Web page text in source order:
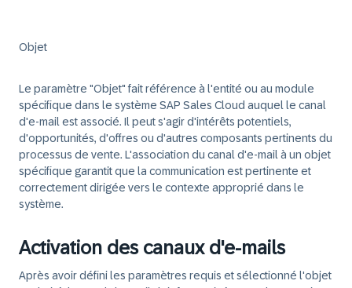
Objet
Le paramètre "Objet" fait référence à l'entité ou au module
spécifique dans le système SAP Sales Cloud auquel le canal
d'e-mail est associé. Il peut s'agir d'intérêts potentiels,
d'opportunités, d'offres ou d'autres composants pertinents du
processus de vente. L'association du canal d'e-mail à un objet
spécifique garantit que la communication est pertinente et
correctement dirigée vers le contexte approprié dans le
système.
Activation des canaux d'e-mails
Après avoir défini les paramètres requis et sélectionné l'objet